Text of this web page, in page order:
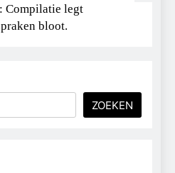
Compilatie legt
bloot.
ZOEKEN